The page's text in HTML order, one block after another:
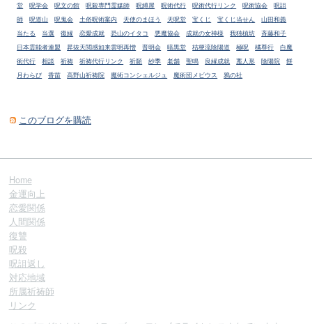
堂
呪学会 呪文の館 呪殺専門霊媒師 呪縛屋 呪術代行 呪術代行リンク 呪術協会
呪詛
師
呪道山 呪鬼会 土俗呪術案内 天使のまほう 天呪堂 宝くじ 宝くじ当せん
山田和義
当たる
当選 復縁 恋愛成就 恐山のイタコ 悪魔協会 成就の女神様 我独槙坊
斉藤和子
日本霊能者連盟
昇抜天閲感如来雲明再憎 晋明会 暗黒堂 桔梗流陰陽道 極呪 橘尊行
白魔
術代行
相談 祈祷 祈祷代行リンク 祈願 紗季 老舗 聖鳴 良縁成就 藁人形 陰陽院
餅
月わらび
香苗 高野山祈祷院 魔術コンシェルジュ 魔術団メビウス 鴉の社
このブログを購読
Home
金運向上
恋愛関係
人間関係
復讐
呪殺
呪詛返し
対応地域
所属祈祷師
リンク